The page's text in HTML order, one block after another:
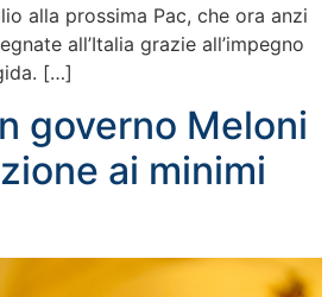
alla prossima Pac, che ora anzi
all’Italia grazie all’impegno
[…]
governo Meloni
ai minimi